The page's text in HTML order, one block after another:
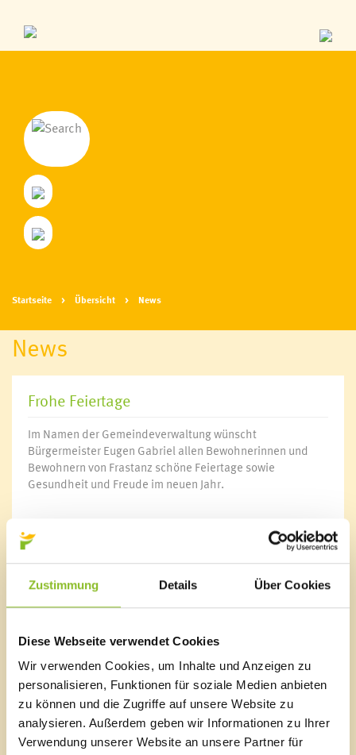
Zustimmung Details Über Cookies
Diese Webseite verwendet Cookies
Wir verwenden Cookies, um Inhalte und Anzeigen zu
personalisieren, Funktionen für soziale Medien anbieten
zu können und die Zugriffe auf unsere Website zu
analysieren. Außerdem geben wir Informationen zu Ihrer
Verwendung unserer Website an unsere Partner für
Startseite Übersicht News
News
Frohe Feiertage
Im Namen der Gemeindeverwaltung wünscht
Bürgermeister Eugen Gabriel allen Bewohnerinnen und
Bewohnern von Frastanz schöne Feiertage sowie
Gesundheit und Freude im neuen Jahr.
Marktgemeinde Frastanz
A-6820 Frastanz, Österreich
T0043 5522 51534-0
F 0043 5522 51534-6
E-Mail an das Gemeindeamt